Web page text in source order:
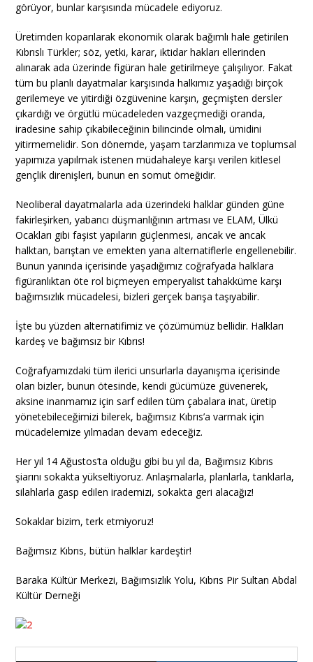
görüyor, bunlar karşısında mücadele ediyoruz.
Üretimden koparılarak ekonomik olarak bağımlı hale getirilen
Kıbrıslı Türkler; söz, yetki, karar, iktidar hakları ellerinden
alınarak ada üzerinde figüran hale getirilmeye çalışılıyor. Fakat
tüm bu planlı dayatmalar karşısında halkımız yaşadığı birçok
gerilemeye ve yitirdiği özgüvenine karşın, geçmişten dersler
çıkardığı ve örgütlü mücadeleden vazgeçmediği oranda,
iradesine sahip çıkabileceğinin bilincinde olmalı, ümidini
yitirmemelidir. Son dönemde, yaşam tarzlarımıza ve toplumsal
yapımıza yapılmak istenen müdahaleye karşı verilen kitlesel
gençlik direnişleri, bunun en somut örneğidir.
Neoliberal dayatmalarla ada üzerindeki halklar günden güne
fakirleşirken, yabancı düşmanlığının artması ve ELAM, Ülkü
Ocakları gibi faşist yapıların güçlenmesi, ancak ve ancak
halktan, barıştan ve emekten yana alternatiflerle engellenebilir.
Bunun yanında içerisinde yaşadığımız coğrafyada halklara
figüranlıktan öte rol biçmeyen emperyalist tahakküme karşı
bağımsızlık mücadelesi, bizleri gerçek barışa taşıyabilir.
İşte bu yüzden alternatifimiz ve çözümümüz bellidir. Halkları
kardeş ve bağımsız bir Kıbrıs!
Coğrafyamızdaki tüm ilerici unsurlarla dayanışma içerisinde
olan bizler, bunun ötesinde, kendi gücümüze güvenerek,
aksine inanmamız için sarf edilen tüm çabalara inat, üretip
yönetebileceğimizi bilerek, bağımsız Kıbrıs’a varmak için
mücadelemize yılmadan devam edeceğiz.
Her yıl 14 Ağustos’ta olduğu gibi bu yıl da, Bağımsız Kıbrıs
şiarını sokakta yükseltiyoruz. Anlaşmalarla, planlarla, tanklarla,
silahlarla gasp edilen irademizi, sokakta geri alacağız!
Sokaklar bizim, terk etmiyoruz!
Bağımsız Kıbrıs, bütün halklar kardeştir!
Baraka Kültür Merkezi, Bağımsızlık Yolu, Kıbrıs Pir Sultan Abdal
Kültür Derneği